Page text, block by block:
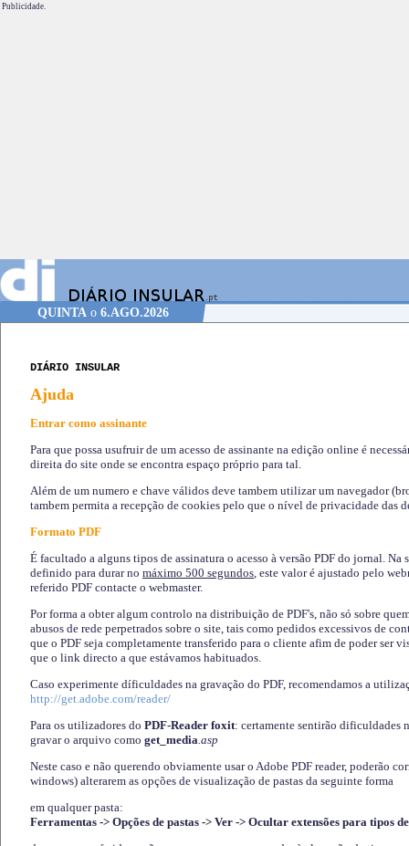
Publicidade.
QUINTAo 6.AGO.2026
DIÁRIO INSULAR
Ajuda
Entrar como assinante
Para que possa usufruir de um acesso de assinante na edição online é
direita do site onde se encontra espaço próprio para tal.
Além de um numero e chave válidos deve tambem utilizar um navegador
tambem permita a recepção de cookies pelo que o nível de privacidade das
Formato PDF
É facultado a alguns tipos de assinatura o acesso à versão PDF do jornal. Na
definido para durar no máximo 500 segundos, este valor é ajustado pelo
referido PDF contacte o webmaster.
Por forma a obter algum controlo na distribuição de PDF's, não só sobre
abusos de rede perpetrados sobre o site, tais como pedidos excessivos de
que o PDF seja completamente transferido para o cliente afim de poder ser
que o link directo a que estávamos habituados.
Caso experimente díficuldades na gravação do PDF, recomendamos a
http://get.adobe.com/reader/
Para os utilizadores do PDF-Reader foxit: certamente sentirão dificuldades
gravar o arquivo como get_media.asp
Neste caso e não querendo obviamente usar o Adobe PDF reader, poderão
windows) alterarem as opções de visualização de pastas da seguinte forma
em qualquer pasta:
Ferramentas -> Opções de pastas -> Ver -> Ocultar extensões para tipos